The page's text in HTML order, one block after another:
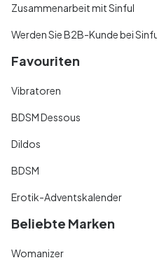
Zusammenarbeit mit Sinful
Werden Sie B2B-Kunde bei
Favouriten
Vibratoren
BDSM Dessous
Dildos
BDSM
Erotik-Adventskalender
Beliebte Marken
Womanizer